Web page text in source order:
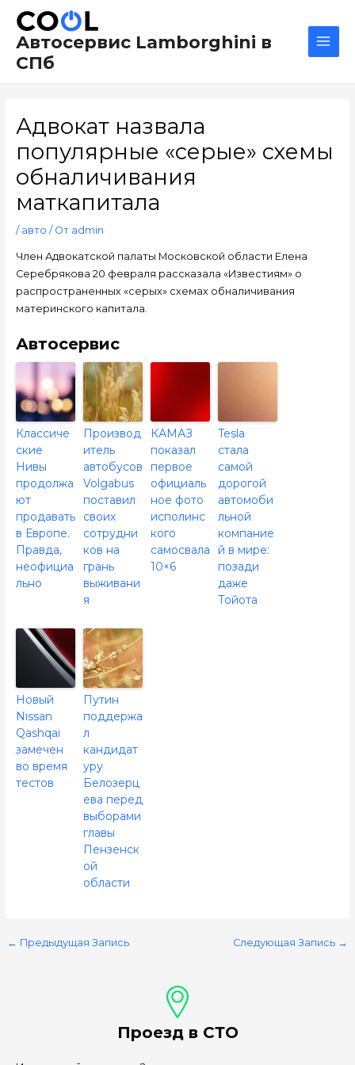
содержимому
Автосервис Lamborghini в
СПб
Адвокат назвала
популярные «серые» схемы
обналичивания
маткапитала
/ авто / От admin
Член Адвокатской палаты Московской области Елена
Серебрякова 20 февраля рассказала «Известиям» о
распространенных «серых» схемах обналичивания
материнского капитала.
Автосервис
Классиче
ские
Нивы
продолжа
ют
продавать
в Европе.
Правда,
неофициа
льно
Производ
итель
автобусов
Volgabus
поставил
своих
сотрудни
ков на
грань
выживани
я
КАМАЗ
показал
первое
официаль
ное фото
исполинс
кого
самосвала
10×6
Tesla
стала
самой
дорогой
автомоби
льной
компание
й в мире:
позади
даже
Тойота
Новый
Nissan
Qashqai
замечен
во время
тестов
Путин
поддержа
л
кандидат
уру
Белозерц
ева перед
выборами
главы
Пензенск
ой
области
по
записям
← Предыдущая Запись Следующая Запись →
Проезд в СТО